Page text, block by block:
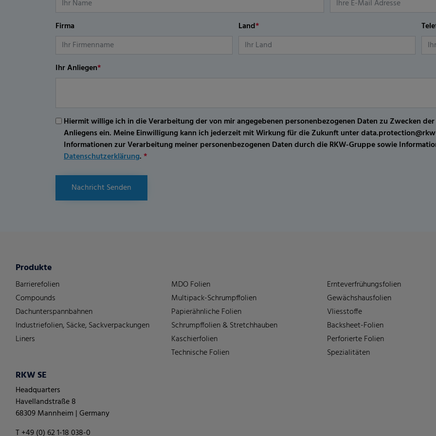
Firma Land*
Ihr Anliegen*
Hiermit willige ich in die Verarbeitung der von mir angegebenen personenbezogenen Daten zu Zwecken
Anliegens ein. Meine Einwilligung kann ich jederzeit mit Wirkung für die Zukunft unter
Informationen zur Verarbeitung meiner personenbezogenen Daten durch die RKW-Gruppe sowie
Datenschutzerklärung.*
Nachricht Senden
Produkte
Barrierefolien
Compounds
Dachunterspannbahnen
Industriefolien, Säcke, Sackverpackungen
Liners
MDO Folien
Multipack-Schrumpffolien
Papierähnliche Folien
Schrumpffolien & Stretchhauben
Kaschierfolien
Technische Folien
Ernteverfrühungsfolien
Gewächshausfolien
Vliesstoffe
Backsheet-Folien
Perforierte Folien
Spezialitäten
RKW SE
Headquarters
Havellandstraße 8
68309 Mannheim | Germany
T +49 (0) 62 1-18 038-0